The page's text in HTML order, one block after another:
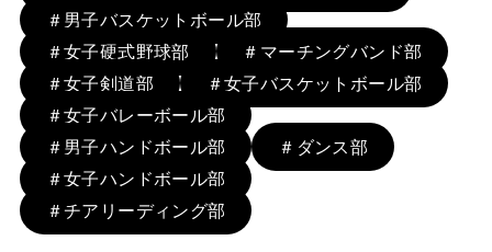
＃男子バスケットボール部
＃女子硬式野球部
＃マーチングバンド部
＃女子剣道部
＃女子バスケットボール部
＃女子バレーボール部
＃男子ハンドボール部
＃ダンス部
＃女子ハンドボール部
＃チアリーディング部